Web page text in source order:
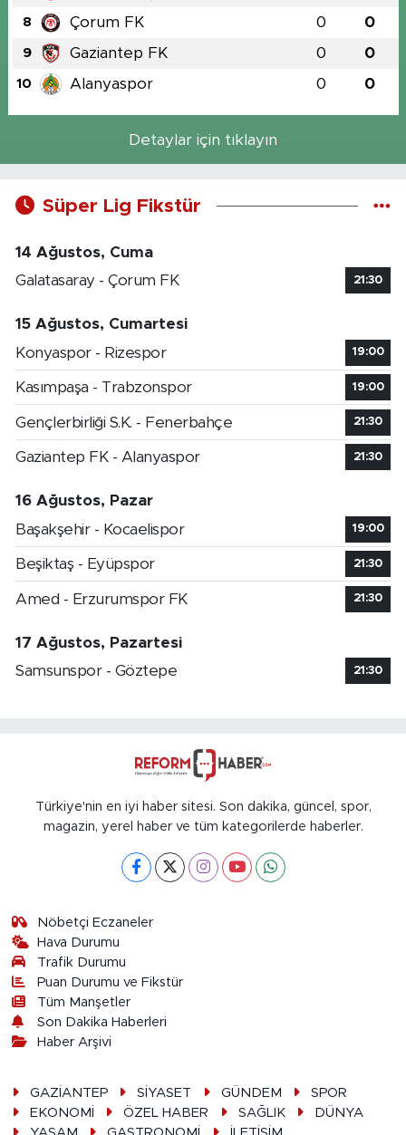
8 Çorum FK 0 0
9 Gaziantep FK 0 0
10 Alanyaspor 0 0
Detaylar için tıklayın
Süper Lig Fikstür
14 Ağustos, Cuma
Galatasaray - Çorum FK
21:30
15 Ağustos, Cumartesi
Konyaspor - Rizespor
19:00
Kasımpaşa - Trabzonspor 19:00
Gençlerbirliği S.K. - Fenerbahçe 21:30
Gaziantep FK - Alanyaspor 21:30
16 Ağustos, Pazar
Başakşehir - Kocaelispor
19:00
Beşiktaş - Eyüpspor 21:30
Amed - Erzurumspor FK 21:30
17 Ağustos, Pazartesi
Samsunspor - Göztepe
21:30
Türkiye'nin en iyi haber sitesi. Son dakika, güncel, spor,
magazin, yerel haber ve tüm kategorilerde haberler.
Nöbetçi Eczaneler
Hava Durumu
Trafik Durumu
Puan Durumu ve Fikstür
Tüm Manşetler
Son Dakika Haberleri
Haber Arşivi
GAZİANTEP SİYASET GÜNDEM
SPOR
EKONOMİ
ÖZEL HABER SAĞLIK
DÜNYA
YAŞAM
GASTRONOMİ İLETİŞİM